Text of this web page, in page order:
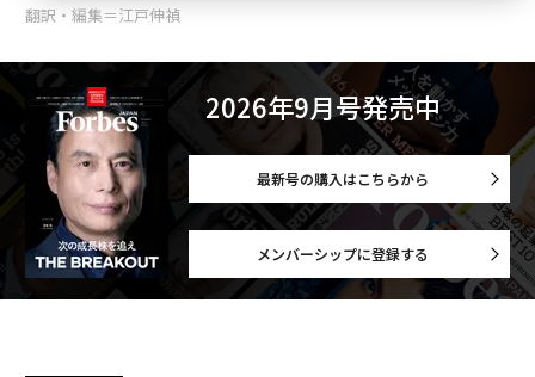
翻訳・編集＝江戸伸禎
2026年9月号発売中
最新号の購入はこちらから
メンバーシップに登録する